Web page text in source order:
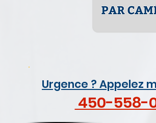
Urgence ? Appelez
450-558-